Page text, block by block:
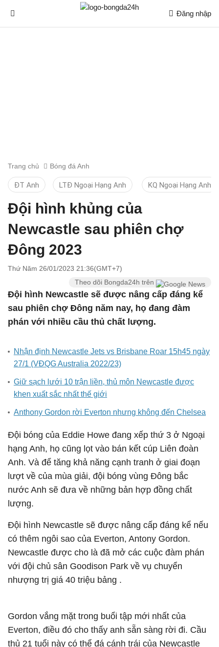
Đăng nhập
Trang chủ Bóng đá Anh
ĐT Anh LTĐ Ngoại Hạng Anh KQ Ngoại Hạng Anh
Đội hình khủng của
Newcastle sau phiên chợ
Đông 2023
Thứ Năm 26/01/2023 21:36(GMT+7)
Theo dõi Bongda24h trên
Đội hình Newcastle sẽ được nâng cấp đáng kể
sau phiên chợ Đông năm nay, họ đang đàm
phán với nhiều cầu thủ chất lượng.
Nhận định Newcastle Jets vs Brisbane Roar 15h45 ngày
27/1 (VĐQG Australia 2022/23)
Giữ sạch lưới 10 trận liền, thủ môn Newcastle được
khen xuất sắc nhất thế giới
Anthony Gordon rời Everton nhưng không đến Chelsea
Đội bóng của Eddie Howe đang xếp thứ 3 ở Ngoại
hạng Anh, họ cũng lọt vào bán kết cúp Liên đoàn
Anh. Và để tăng khả năng cạnh tranh ở giai đoạn
lượt về của mùa giải, đội bóng vùng Đông bắc
nước Anh sẽ đưa về những bản hợp đồng chất
lượng.
Đội hình Newcastle sẽ được nâng cấp đáng kể nếu
có thêm ngôi sao của Everton, Antony Gordon.
Newcastle được cho là đã mở các cuộc đàm phán
với đội chủ sân Goodison Park về vụ chuyển
nhượng trị giá 40 triệu bảng .
Gordon vắng mặt trong buổi tập mới nhất của
Everton, điều đó cho thấy anh sẵn sàng rời đi. Cầu
thủ 21 tuổi này có thể đá cánh trái của Newcastle